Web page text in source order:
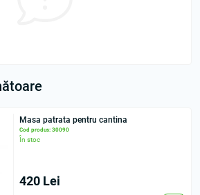
Masa patrata pentru cantina
Cod produs: 30090
În stoc
420 Lei